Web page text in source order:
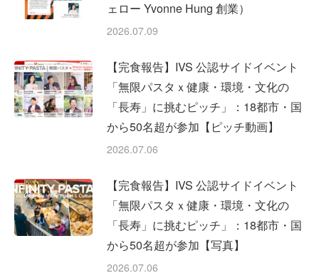
ェロー Yvonne Hung 創業）
2026.07.09
【完食報告】IVS 公認サイドイベント
「無限パスタｘ健康・環境・文化の
「長寿」に挑むピッチ」：18都市・国
から50名超が参加【ピッチ動画】
2026.07.06
【完食報告】IVS 公認サイドイベント
「無限パスタｘ健康・環境・文化の
「長寿」に挑むピッチ」：18都市・国
から50名超が参加【写真】
2026.07.06